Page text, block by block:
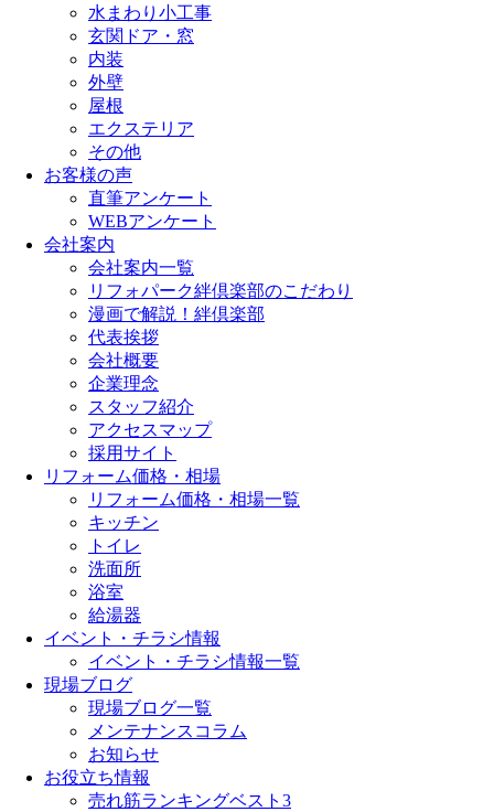
水まわり小工事
玄関ドア・窓
内装
外壁
屋根
エクステリア
その他
お客様の声
直筆アンケート
WEBアンケート
会社案内
会社案内一覧
リフォパーク絆倶楽部のこだわり
漫画で解説！絆倶楽部
代表挨拶
会社概要
企業理念
スタッフ紹介
アクセスマップ
採用サイト
リフォーム価格・相場
リフォーム価格・相場一覧
キッチン
トイレ
洗面所
浴室
給湯器
イベント・チラシ情報
イベント・チラシ情報一覧
現場ブログ
現場ブログ一覧
メンテナンスコラム
お知らせ
お役立ち情報
売れ筋ランキングベスト3